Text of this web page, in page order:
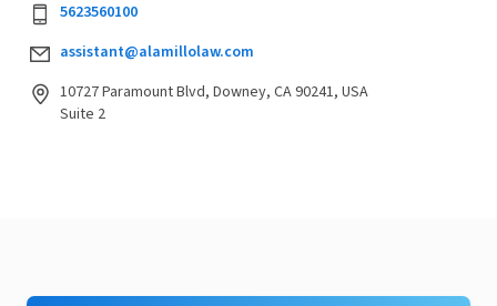
5623560100
assistant@alamillolaw.com
10727 Paramount Blvd, Downey, CA 90241, USA
Suite 2